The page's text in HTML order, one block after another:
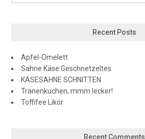
Recent Posts
Apfel-Omelett
Sahne Käse Geschnetzeltes
KÄSESAHNE SCHNITTEN
Tränenkuchen, mmm lecker!
Toffifee Likör
Recent Comments